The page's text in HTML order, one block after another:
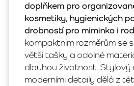
doplňkem pro
kosmetiky, hygienických
drobností pro miminko i
kompaktním rozměrům se
větší tašky a odolné
dlouhou životnost. Stylový
moderními detaily dělá z